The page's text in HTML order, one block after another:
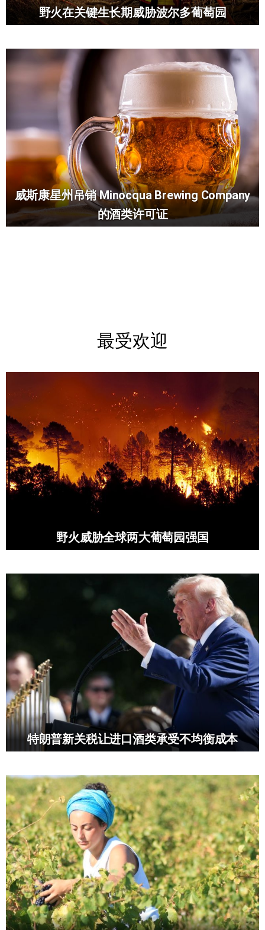
野火在关键生长期威胁波尔多葡萄园
威斯康星州吊销 Minocqua Brewing Company
的酒类许可证
最受欢迎
野火威胁全球两大葡萄园强国
特朗普新关税让进口酒类承受不均衡成本